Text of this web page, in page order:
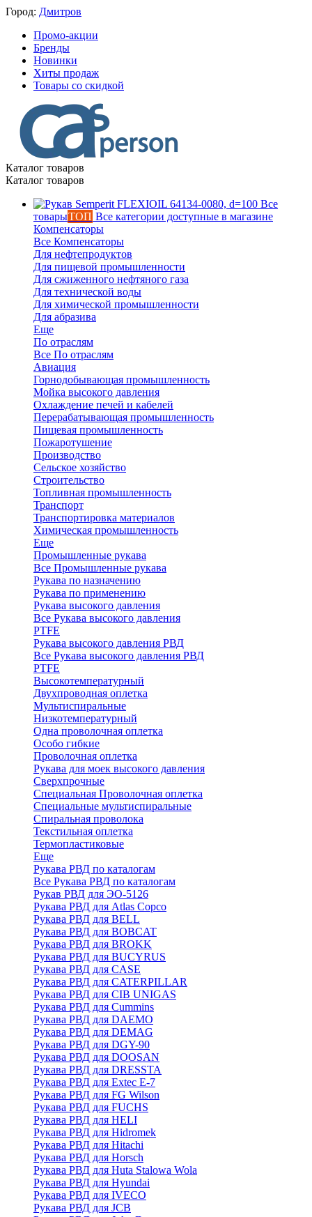
Город: Дмитров
Промо-акции
Бренды
Новинки
Хиты продаж
Товары со скидкой
Каталог товаров
Каталог товаров
Все
товарыТОП Все категории доступные в магазине
Компенсаторы
Все Компенсаторы
Для нефтепродуктов
Для пищевой промышленности
Для сжиженного нефтяного газа
Для технической воды
Для химической промышленности
Для абразива
Еще
По отраслям
Все По отраслям
Авиация
Горнодобывающая промышленность
Мойка высокого давления
Охлаждение печей и кабелей
Перерабатывающая промышленность
Пищевая промышленность
Пожаротушение
Производство
Сельское хозяйство
Строительство
Топливная промышленность
Транспорт
Транспортировка материалов
Химическая промышленность
Еще
Промышленные рукава
Все Промышленные рукава
Рукава по назначению
Рукава по применению
Рукава высокого давления
Все Рукава высокого давления
PTFE
Рукава высокого давления РВД
Все Рукава высокого давления РВД
PTFE
Высокотемпературный
Двухпроводная оплетка
Мультиспиральные
Низкотемпературный
Одна проволочная оплетка
Особо гибкие
Проволочная оплетка
Рукава для моек высокого давления
Сверхпрочные
Специальная Проволочная оплетка
Специальные мультиспиральные
Спиральная проволока
Текстильная оплетка
Термопластиковые
Еще
Рукава РВД по каталогам
Все Рукава РВД по каталогам
Рукав РВД для ЭО-5126
Рукава РВД для Atlas Copco
Рукава РВД для BELL
Рукава РВД для BOBCAT
Рукава РВД для BROKK
Рукава РВД для BUCYRUS
Рукава РВД для CASE
Рукава РВД для CATERPILLAR
Рукава РВД для CIB UNIGAS
Рукава РВД для Cummins
Рукава РВД для DAEMO
Рукава РВД для DEMAG
Рукава РВД для DGY-90
Рукава РВД для DOOSAN
Рукава РВД для DRESSTA
Рукава РВД для Extec E-7
Рукава РВД для FG Wilson
Рукава РВД для FUCHS
Рукава РВД для HELI
Рукава РВД для Hidromek
Рукава РВД для Hitachi
Рукава РВД для Horsch
Рукава РВД для Huta Stalowa Wola
Рукава РВД для Hyundai
Рукава РВД для IVECO
Рукава РВД для JCB